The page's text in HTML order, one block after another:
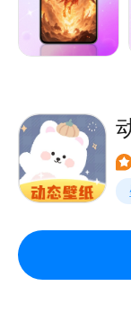
纸、热门壁纸，
【高清不糊无
【实用简单易操
【亮点来了】
一个软件享受
不管是叫壁纸、
样，各有千秋总
我们也得有;享
拥有一整个壁